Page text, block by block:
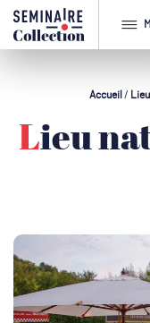
Accueil / Lieu
Lieu nature proche de